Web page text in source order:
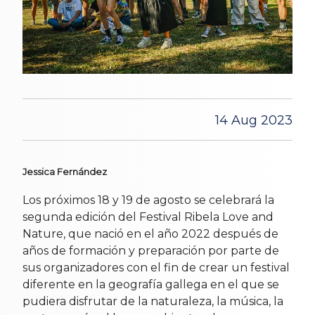
14 Aug 2023
Jessica Fernández
Los próximos 18 y 19 de agosto se celebrará la
segunda edición del Festival Ribela Love and
Nature, que nació en el año 2022 después de
años de formación y preparación por parte de
sus organizadores con el fin de crear un festival
diferente en la geografía gallega en el que se
pudiera disfrutar de la naturaleza, la música, la